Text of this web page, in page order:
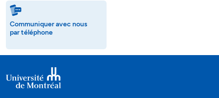
Communiquer avec nous
par téléphone